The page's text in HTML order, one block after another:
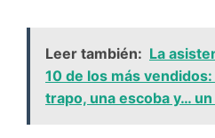
Leer también: La
10 de los más
trapo, una escoba y…